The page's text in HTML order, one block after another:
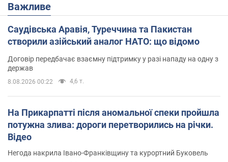
Важливе
Саудівська Аравія, Туреччина та Пакистан
створили азійський аналог НАТО: що відомо
Договір передбачає взаємну підтримку у разі нападу на одну з
держав
8.08.2026 00:22 4,6 т.
На Прикарпатті після аномальної спеки пройшла
потужна злива: дороги перетворились на річки.
Відео
Негода накрила Івано-Франківщину та курортний Буковель